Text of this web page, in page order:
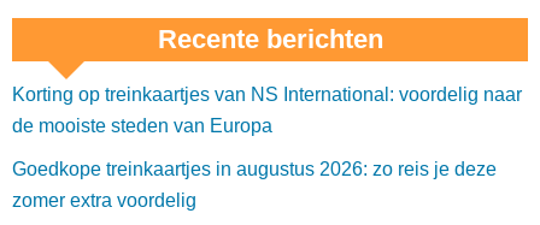
Recente berichten
Korting op treinkaartjes van NS International: voordelig naar
de mooiste steden van Europa
Goedkope treinkaartjes in augustus 2026: zo reis je deze
zomer extra voordelig